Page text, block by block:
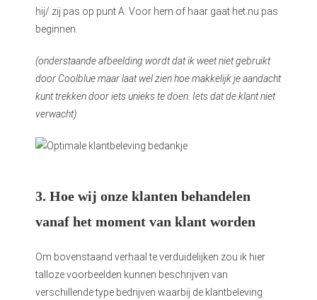
hij/ zij pas op punt A. Voor hem of haar gaat het nu pas
beginnen.
(onderstaande afbeelding wordt dat ik weet niet gebruikt
door Coolblue maar laat wel zien hoe makkelijk je aandacht
kunt trekken door iets unieks te doen. Iets dat de klant niet
verwacht)
3. Hoe wij onze klanten behandelen
vanaf het moment van klant worden
Om bovenstaand verhaal te verduidelijken zou ik hier
talloze voorbeelden kunnen beschrijven van
verschillende type bedrijven waarbij de klantbeleving